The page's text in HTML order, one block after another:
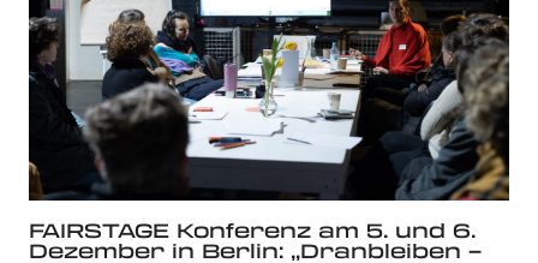
FAIRSTAGE Konferenz am 5. und 6.
Dezember in Berlin: „Dranbleiben –